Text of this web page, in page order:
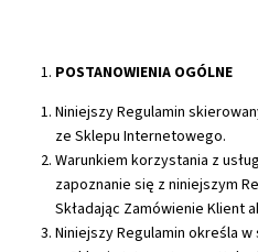
POSTANOWIENIA OGÓLNE
Niniejszy Regulamin
ze Sklepu Internetowego.
Warunkiem korzystania z
zapoznanie się z niniejszym
Składając Zamówienie Klient
Niniejszy Regulamin określa